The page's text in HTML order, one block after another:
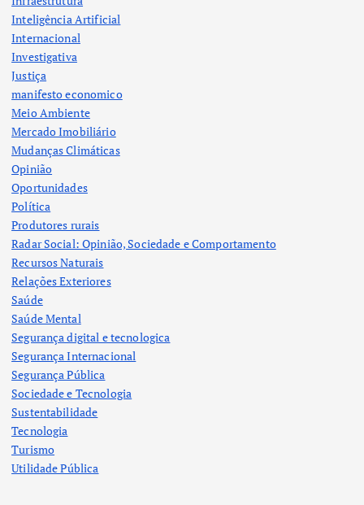
Inteligência Artificial
Internacional
Investigativa
Justiça
manifesto economico
Meio Ambiente
Mercado Imobiliário
Mudanças Climáticas
Opinião
Oportunidades
Política
Produtores rurais
Radar Social: Opinião, Sociedade e Comportamento
Recursos Naturais
Relações Exteriores
Saúde
Saúde Mental
Segurança digital e tecnologica
Segurança Internacional
Segurança Pública
Sociedade e Tecnologia
Sustentabilidade
Tecnologia
Turismo
Utilidade Pública